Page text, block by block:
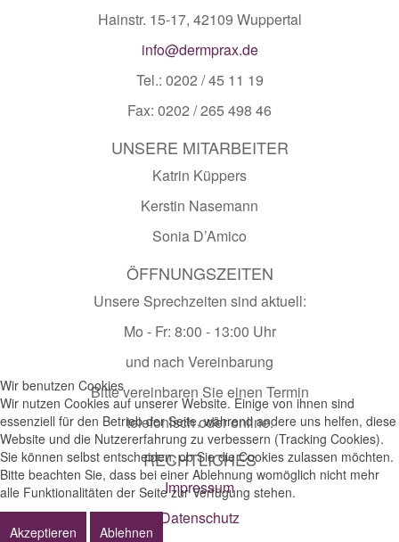
Hainstr. 15-17, 42109 Wuppertal
info@dermprax.de
Tel.: 0202 / 45 11 19
Fax: 0202 / 265 498 46
UNSERE MITARBEITER
Katrin Küppers
Kerstin Nasemann
Sonia D’Amico
ÖFFNUNGSZEITEN
Unsere Sprechzeiten sind aktuell:
Mo - Fr: 8:00 - 13:00 Uhr
und nach Vereinbarung
Bitte vereinbaren Sie einen Termin
telefonisch oder online.
RECHTLICHES
Impressum
Datenschutz
Wir benutzen Cookies
Wir nutzen Cookies auf unserer Website. Einige von ihnen sind
essenziell für den Betrieb der Seite, während andere uns helfen, diese
Website und die Nutzererfahrung zu verbessern (Tracking Cookies).
Sie können selbst entscheiden, ob Sie die Cookies zulassen möchten.
Bitte beachten Sie, dass bei einer Ablehnung womöglich nicht mehr
alle Funktionalitäten der Seite zur Verfügung stehen.
Akzeptieren Ablehnen